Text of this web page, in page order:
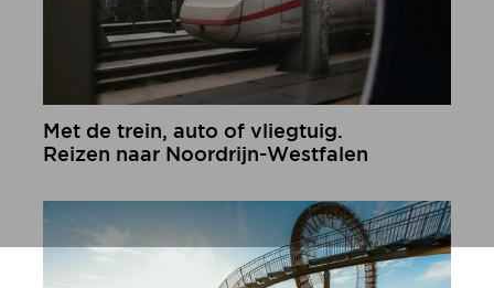
Met de trein, auto of vliegtuig.
Reizen naar Noordrijn-Westfalen